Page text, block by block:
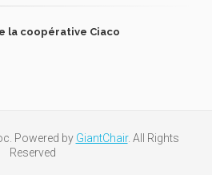
la coopérative Ciaco
Powered by GiantChair. All Rights
Reserved